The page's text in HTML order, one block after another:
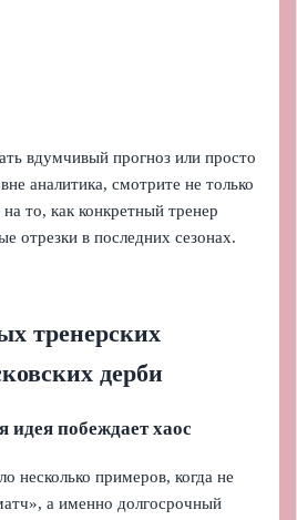
вдумчивый прогноз или просто
аналитика, смотрите не только
то, как конкретный тренер
отрезки в последних сезонах.
тренерских
дерби
идея побеждает хаос
несколько примеров, когда не
а именно долгосрочный